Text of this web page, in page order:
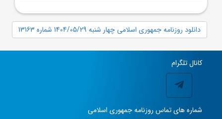
دانلود روزنامه جمهوری اسلامی چهار شنبه 1404/05/29 شماره 13163
کانال تلگرام
شماره های تماس روزنامه جمهوری اسلامی